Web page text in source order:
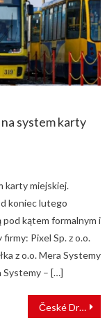
system karty
karty miejskiej.
koniec lutego
kątem formalnym i
Pixel Sp. z o.o.
z o.o. Mera Systemy
Systemy – […]
České Dráhy zamawiają kolejne pociągi od PESA Bydgoszcz